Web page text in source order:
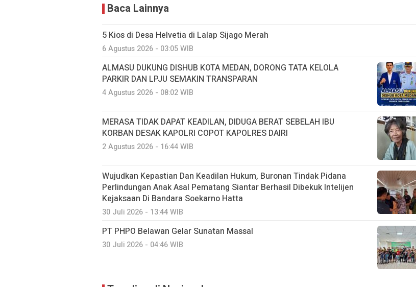
Baca Lainnya
5 Kios di Desa Helvetia di Lalap Sijago Merah
6 Agustus 2026 - 03:05 WIB
ALMASU DUKUNG DISHUB KOTA MEDAN, DORONG TATA KELOLA
PARKIR DAN LPJU SEMAKIN TRANSPARAN
4 Agustus 2026 - 08:02 WIB
MERASA TIDAK DAPAT KEADILAN, DIDUGA BERAT SEBELAH IBU
KORBAN DESAK KAPOLRI COPOT KAPOLRES DAIRI
2 Agustus 2026 - 16:44 WIB
Wujudkan Kepastian Dan Keadilan Hukum, Buronan Tindak Pidana
Perlindungan Anak Asal Pematang Siantar Berhasil Dibekuk Intelijen
Kejaksaan Di Bandara Soekarno Hatta
30 Juli 2026 - 13:44 WIB
PT PHPO Belawan Gelar Sunatan Massal
30 Juli 2026 - 04:46 WIB